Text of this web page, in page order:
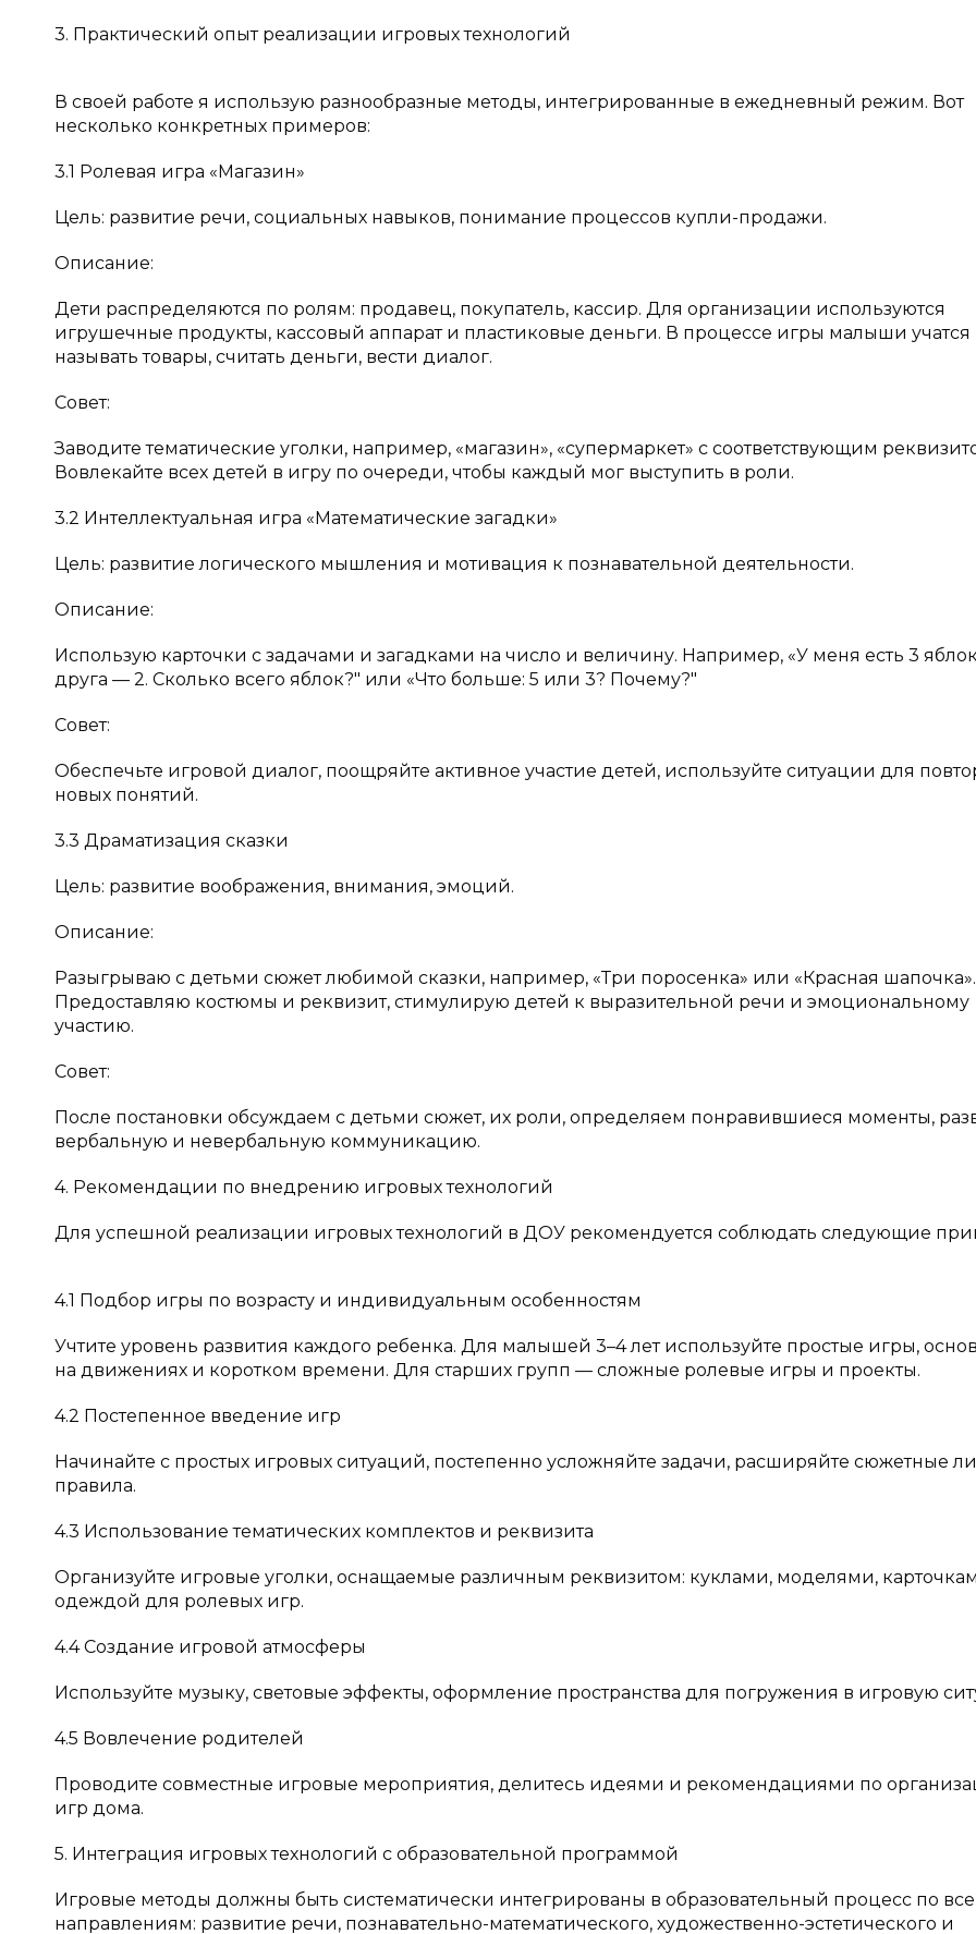
3. Практический опыт реализации игровых технологий
В своей работе я использую разнообразные методы, интегрированные в ежедневный режим. Вот
несколько конкретных примеров:
3.1 Ролевая игра «Магазин»
Цель: развитие речи, социальных навыков, понимание процессов купли-продажи.
Описание:
Дети распределяются по ролям: продавец, покупатель, кассир. Для организации используются
игрушечные продукты, кассовый аппарат и пластиковые деньги. В процессе игры малыши учатся
называть товары, считать деньги, вести диалог.
Совет:
Заводите тематические уголки, например, «магазин», «супермаркет» с соответствующим
Вовлекайте всех детей в игру по очереди, чтобы каждый мог выступить в роли.
3.2 Интеллектуальная игра «Математические загадки»
Цель: развитие логического мышления и мотивация к познавательной деятельности.
Описание:
Использую карточки с задачами и загадками на число и величину. Например, «У меня есть 3
друга — 2. Сколько всего яблок?" или «Что больше: 5 или 3? Почему?"
Совет:
Обеспечьте игровой диалог, поощряйте активное участие детей, используйте ситуации для
новых понятий.
3.3 Драматизация сказки
Цель: развитие воображения, внимания, эмоций.
Описание:
Разыгрываю с детьми сюжет любимой сказки, например, «Три поросенка» или «Красная шапочка».
Предоставляю костюмы и реквизит, стимулирую детей к выразительной речи и эмоциональному
участию.
Совет:
После постановки обсуждаем с детьми сюжет, их роли, определяем понравившиеся моменты,
вербальную и невербальную коммуникацию.
4. Рекомендации по внедрению игровых технологий
Для успешной реализации игровых технологий в ДОУ рекомендуется соблюдать следующие
4.1 Подбор игры по возрасту и индивидуальным особенностям
Учтите уровень развития каждого ребенка. Для малышей 3–4 лет используйте простые игры,
на движениях и коротком времени. Для старших групп — сложные ролевые игры и проекты.
4.2 Постепенное введение игр
Начинайте с простых игровых ситуаций, постепенно усложняйте задачи, расширяйте сюжетные
правила.
4.3 Использование тематических комплектов и реквизита
Организуйте игровые уголки, оснащаемые различным реквизитом: куклами, моделями,
одеждой для ролевых игр.
4.4 Создание игровой атмосферы
Используйте музыку, световые эффекты, оформление пространства для погружения в игровую
4.5 Вовлечение родителей
Проводите совместные игровые мероприятия, делитесь идеями и рекомендациями по
игр дома.
5. Интеграция игровых технологий с образовательной программой
Игровые методы должны быть систематически интегрированы в образовательный процесс по
направлениям: развитие речи, познавательно-математического, художественно-эстетического и